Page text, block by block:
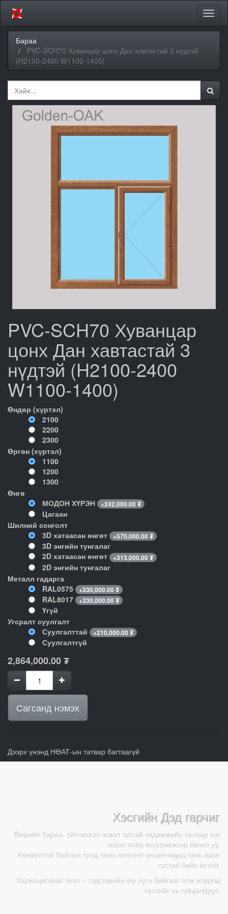
Бараа
PVC-SCH70 Хуванцар цонх Дан хавтастай 3 нүдтэй
(H2100-2400 W1100-1400)
PVC-SCH70 Хуванцар
цонх Дан хавтастай 3
нүдтэй (H2100-2400
W1100-1400)
Өндөр (хүртэл)
2100
2200
2300
Өргөн (хүртэл)
1100
1200
1300
Өнгө
МОДОН ХҮРЭН
+242,000.00 ₮
Цагаан
Шилний сонголт
3D хатаасан өнгөт
+570,000.00 ₮
3D энгийн тунгалаг
2D хатаасан өнгөт
+313,000.00 ₮
2D энгийн тунгалаг
Металл гадарга
RAL0575
+330,000.00 ₮
RAL8017 +330,000.00 ₮
Үгүй
Угсралт суулгалт
Суулгалттай
+210,000.00 ₮
Суулгалтгүй
2,864,000.00₮
Сагсанд нэмэх
Дээрх үнэнд НӨАТ-ын татвар багтаагүй
Хэсгийн Дэд гарчиг
Өөрийн бараа, үйлчилгээ эсвэл тусгай чадамжийн талаар нэг
эсвэл хоёр өгүүлэмжээр бичнэ үү.
Амжилттай байхын тулд таны контент уншигчидад тань ашиг
тустай байх ёстой.
Харилцагчаас эхэл – тэдгээрийн юу хүсч байгааг олж мэдээд
хүслийг нь гүйцэлдүүл.